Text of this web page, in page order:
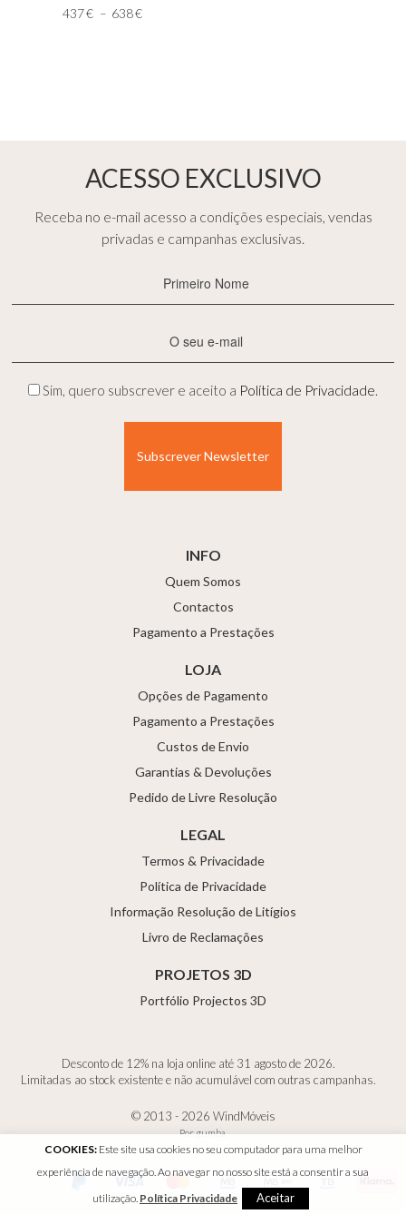
437€ – 638€
ACESSO EXCLUSIVO
Receba no e-mail acesso a condições especiais, vendas
privadas e campanhas exclusivas.
Nome
mail
Privacidade
Sim, quero subscrever e aceito a Política de Privacidade.
INFO
Quem Somos
Contactos
Pagamento a Prestações
LOJA
Opções de Pagamento
Pagamento a Prestações
Custos de Envio
Garantias & Devoluções
Pedido de Livre Resolução
LEGAL
Termos & Privacidade
Política de Privacidade
Informação Resolução de Litígios
Livro de Reclamações
PROJETOS 3D
Portfólio Projectos 3D
Desconto de 12% na loja online até 31 agosto de 2026.
Limitadas ao stock existente e não acumulável com outras campanhas.
© 2013 - 2026 WindMóveis
Porgumba.
COOKIES:Este site usa cookies no seu computador para uma melhor
experiência de navegação. Ao navegar no nosso site está a consentir a sua
utilização. Política Privacidade Aceitar